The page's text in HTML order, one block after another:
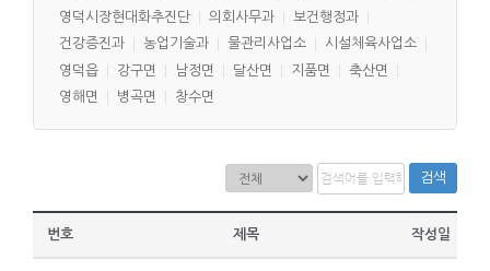
영덕시장현대화추진단
의회사무과
보건행정과
건강증진과
농업기술과 물관리사업소
시설체육사업소
영덕읍
강구면 남정면 달산면 지품면
축산면
영해면
병곡면 창수면
검색
번호 제목 작성일